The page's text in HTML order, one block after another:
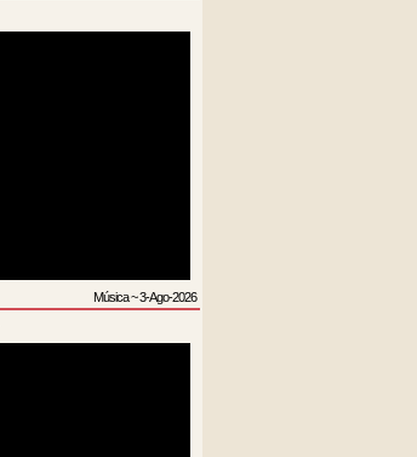
Música~3-Ago-2026